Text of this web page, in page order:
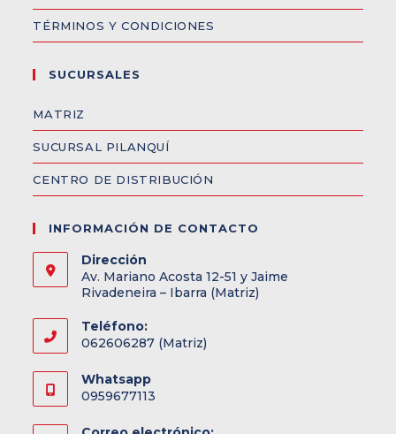
TÉRMINOS Y CONDICIONES
SUCURSALES
MATRIZ
SUCURSAL PILANQUÍ
CENTRO DE DISTRIBUCIÓN
INFORMACIÓN DE CONTACTO
Dirección
Av. Mariano Acosta 12-51 y Jaime
Rivadeneira – Ibarra (Matriz)
Teléfono:
062606287 (Matriz)
Whatsapp
0959677113